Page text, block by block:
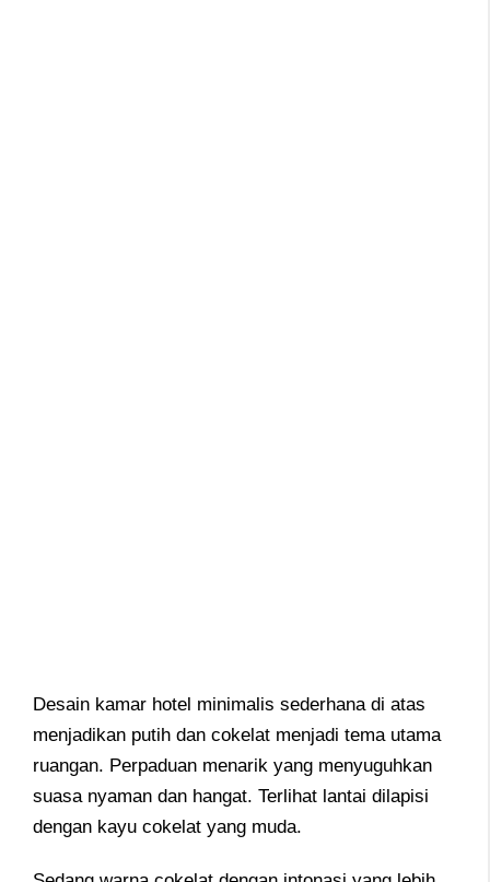
Desain kamar hotel minimalis sederhana di atas
menjadikan putih dan cokelat menjadi tema utama
ruangan. Perpaduan menarik yang menyuguhkan
suasa nyaman dan hangat. Terlihat lantai dilapisi
dengan kayu cokelat yang muda.